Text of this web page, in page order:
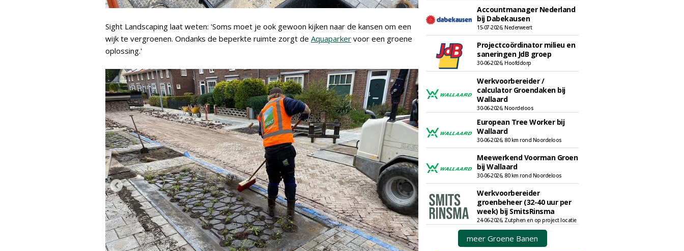
Sight Landscaping laat weten: 'Soms moet je ook gewoon kijken naar de kansen om een
wijk te vergroenen. Ondanks de beperkte ruimte zorgt de Aquaparker voor een groene
oplossing.'
Accountmanager Nederland
bij Dabekausen
15-07-2026, Nederweert
Projectcoördinator milieu en
saneringen JdB groep
30-06-2026, Hoofddorp
Werkvoorbereider /
calculator Groendaken bij
Wallaard
30-06-2026, Noordeloos
European Tree Worker bij
Wallaard
30-06-2026, 80 km rond Noordeloos
Meewerkend Voorman Groen
bij Wallaard
30-06-2026, 80 km rond Noordeloos
Werkvoorbereider
groenbeheer (32-40 uur per
week) bij SmitsRinsma
24-06-2026, Zutphen en op project locatie
meer Groene Banen